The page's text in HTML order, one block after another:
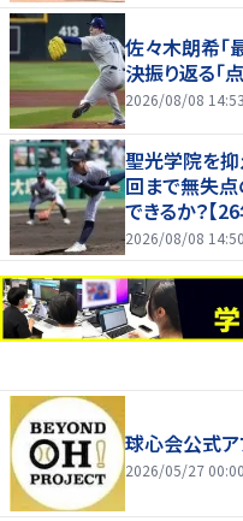
佐々木朗希「
決振り返る「
2026/08/08 14:53
聖光学院を
回まで無失点
できるか？【
2026/08/08 14:50
球心会公式ア
2026/05/27 00:00